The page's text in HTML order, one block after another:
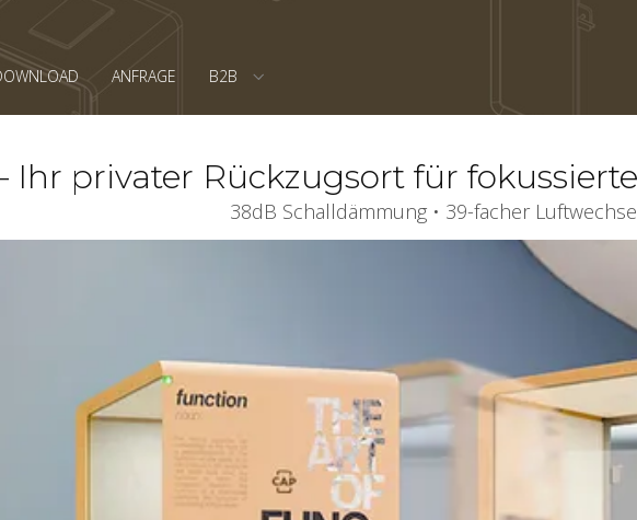
ANFRAGE B2B
Ihr privater Rückzugsort für
38dB Sch​alldämmung • 39-facher